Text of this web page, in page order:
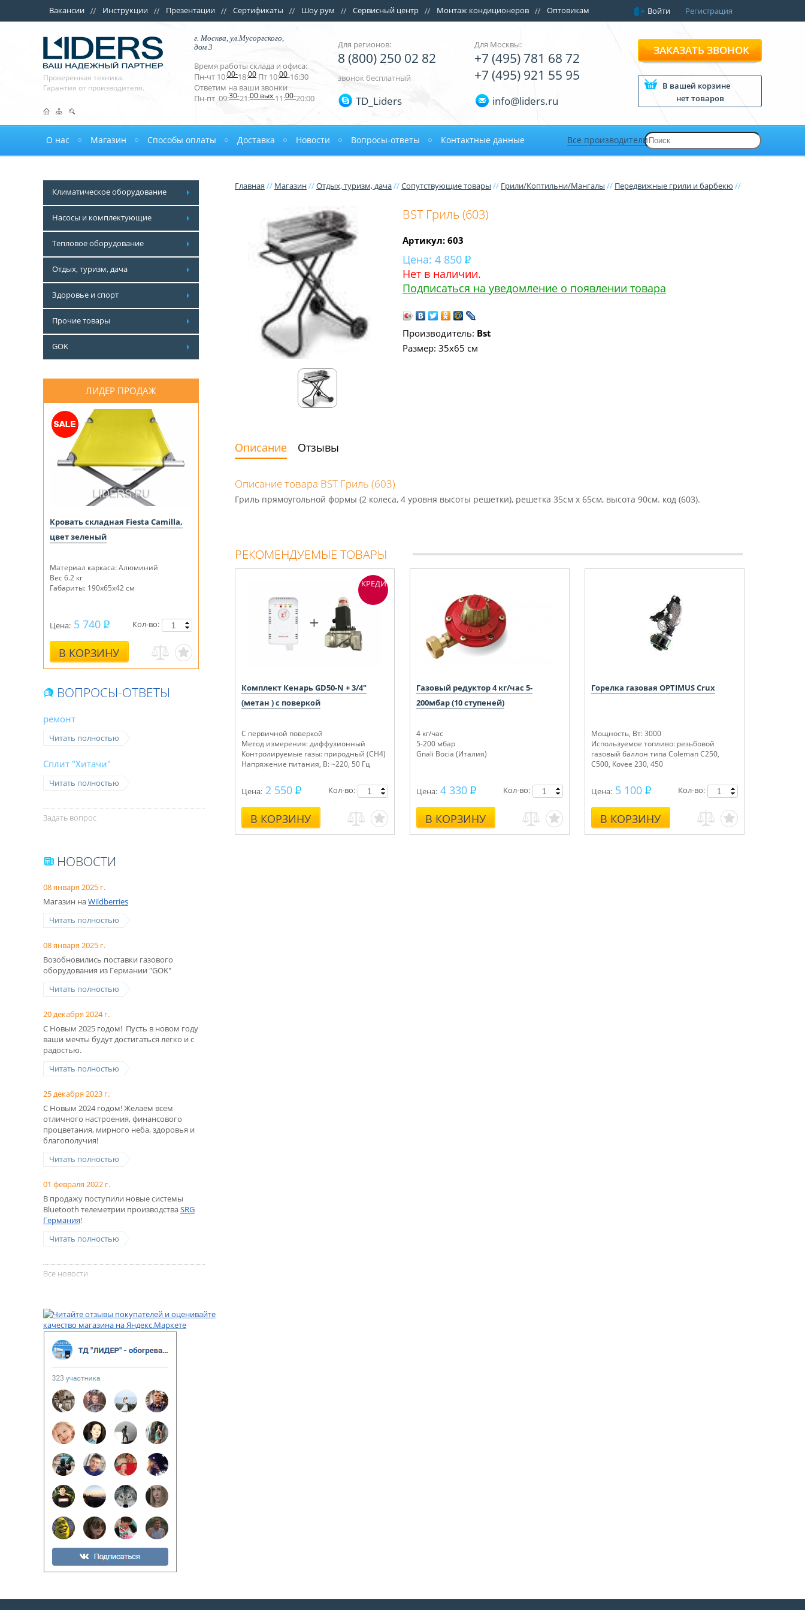
Вакансии Инструкции Презентации Сертификаты Шоу рум Сервисный центр Монтаж кондиционеров Оптовикам Войти Регистрация
Проверенная техника.
Гарантия от производителя.
г. Москва, ул.Мусоргского,
дом 3
Время работы склада и офиса:
Пн-чт 10:00-18:00 Пт 10:00-16:30
Ответим на ваши звонки
Пн-пт 09:30-21:00 вых 11:00-20:00
Для регионов:
8 (800) 250 02 82
звонок бесплатный
TD_Liders
Для Москвы:
+7 (495) 781 68 72
+7 (495) 921 55 95
info@liders.ru
ЗАКАЗАТЬ ЗВОНОК
В вашей корзине
нет товаров
О нас Магазин Способы оплаты Доставка Новости Вопросы-ответы Контактные данные Все производители
Климатическое оборудование
Насосы и комплектующие
Тепловое оборудование
Отдых, туризм, дача
Здоровье и спорт
Прочие товары
GOK
ЛИДЕР ПРОДАЖ
Кровать складная Fiesta Camilla,
цвет зеленый
Материал каркаса: Алюминий
Вес 6.2 кг
Габариты: 190х65х42 см
Цена: 5 740
В КОРЗИНУ
Кол-во:
ВОПРОСЫ-ОТВЕТЫ
ремонт
Читать полностью
Сплит "Хитачи"
Читать полностью
Задать вопрос
НОВОСТИ
08 января 2025 г.
Магазин наWildberries
Читать полностью
08 января 2025 г.
Возобновились поставки газового
оборудования из Германии "GOK"
Читать полностью
20 декабря 2024 г.
С Новым 2025 годом! Пусть в новом году
ваши мечты будут достигаться легко и с
радостью.
Читать полностью
25 декабря 2023 г.
С Новым 2024 годом! Желаем всем
отличного настроения, финансового
процветания, мирного неба, здоровья и
благополучия!
Читать полностью
01 февраля 2022 г.
В продажу поступили новые системы
Bluetooth телеметрии производстваSRG
Германия!
Читать полностью
Все новости
Главная // Магазин//Отдых, туризм, дача//Сопутствующие товары // Грили/Коптильни/Мангалы // Передвижные грили и барбекю //
BST Гриль (603)
Артикул: 603
Цена: 4 850
Нет в наличии.
Подписаться на уведомление о появлении товара
Производитель: Bst
Размер: 35х65 см
Описание Отзывы
Описание товара BST Гриль (603)
Гриль прямоугольной формы (2 колеса, 4 уровня высоты решетки), решетка 35см х 65см, высота 90см. код (603).
РЕКОМЕНДУЕМЫЕ ТОВАРЫ
Комплект Кенарь GD50-N + 3/4"
(метан ) с поверкой
С первичной поверкой
Метод измерения: диффузионный
Контролируемые газы: природный (СН4)
Напряжение питания, В: ~220, 50 Гц
Цена: 2 550
В КОРЗИНУ
Кол-во:
КРЕДИТ
Газовый редуктор 4 кг/час 5-
200мбар (10 ступеней)
4 кг/час
5-200 мбар
Gnali Bocia (Италия)
Цена: 4 330
В КОРЗИНУ
Кол-во:
Горелка газовая OPTIMUS Crux
Мощность, Вт: 3000
Используемое топливо: резьбовой
газовый баллон типа Coleman C250,
C500, Kovee 230, 450
Цена: 5 100
В КОРЗИНУ
Кол-во: